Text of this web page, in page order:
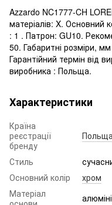
Azzardo NC1777-CH
матеріалів: X. Основний
: 1 . Патрон: GU10.
50. Габаритні розміри,
Гарантійний термін від
виробника : Польща.
Характеристики
Країна
реєстрації
бренду
Польща
Стиль
Основний колір
хром
Матеріал